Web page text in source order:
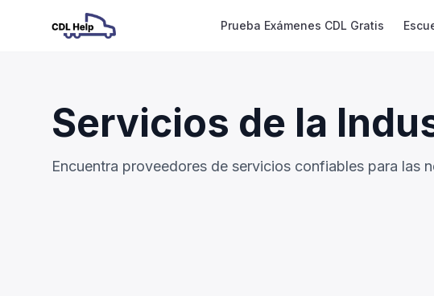
Prueba Exámenes CDL Gratis
Servicios de la
Encuentra proveedores de servicios confiables para las